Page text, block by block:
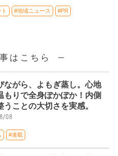
#地域ニュース #PR
はこちら
ながら、よもぎ蒸し。心地
もりで全身ぽかぽか！内側
うことの大切さを実感。
08
#連載